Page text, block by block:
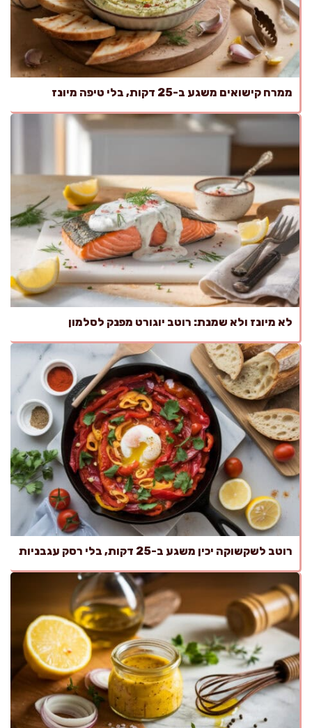
ממרח קישואים משגע ב-25 דקות, בלי טיפה מיונז
לא מיונז ולא שמנת: רוטב יוגורט מפנק לסלמון
רוטב לשקשוקה יכין משגע ב-25 דקות, בלי רסק עגבניות